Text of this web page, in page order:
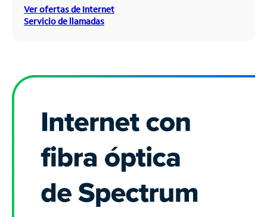
Ver ofertas de Internet
Servicio de llamadas